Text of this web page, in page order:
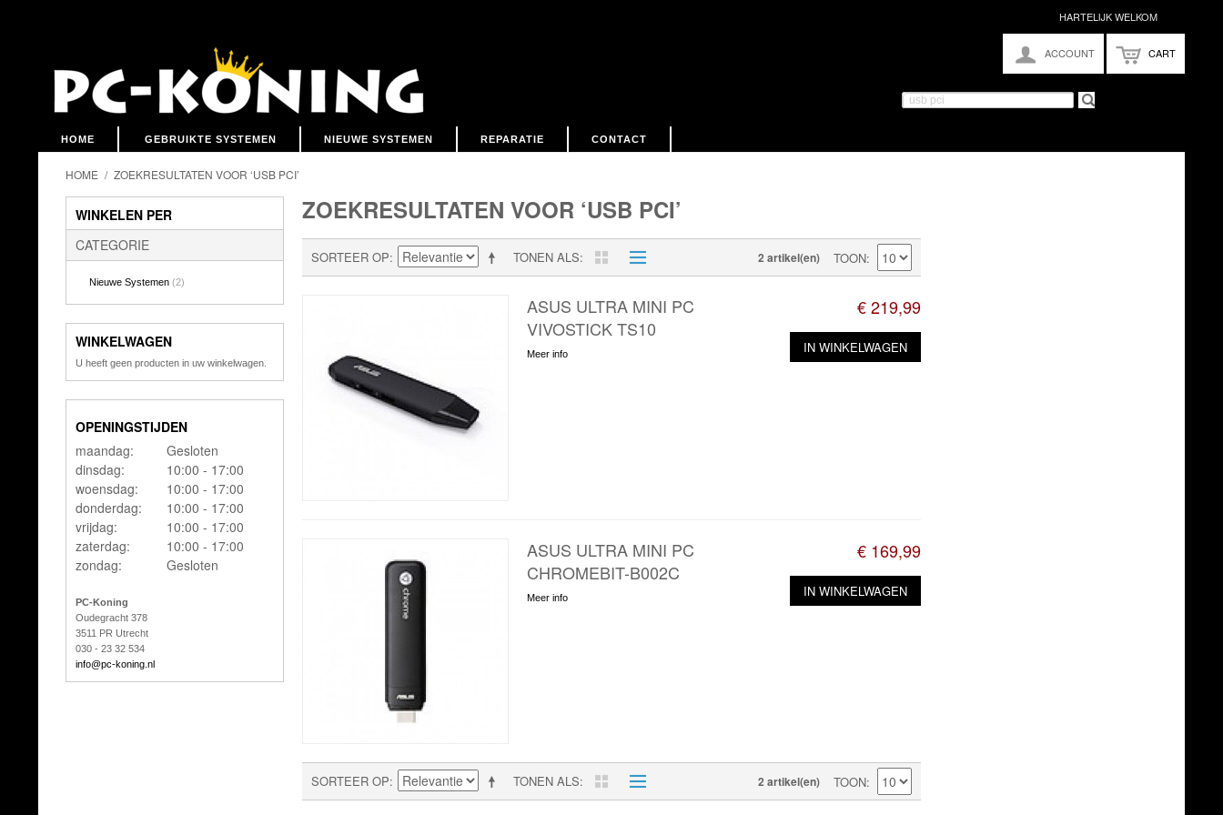
HARTELIJK WELKOM
ACCOUNT CART
HOME GEBRUIKTE SYSTEMEN NIEUWE SYSTEMEN REPARATIE CONTACT
HOME / ZOEKRESULTATEN VOOR ‘USB PCI’
WINKELEN PER
CATEGORIE
Nieuwe Systemen (2)
ZOEKRESULTATEN VOOR ‘USB PCI’
TONEN ALS
SORTEER OP 2 artikel(en) TOON
ASUS ULTRA MINI PC
VIVOSTICK TS10
€ 219,99
IN WINKELWAGEN
Meer info
ASUS ULTRA MINI PC
CHROMEBIT-B002C
€ 169,99
IN WINKELWAGEN
Meer info
TONEN ALS
SORTEER OP 2 artikel(en) TOON
WINKELWAGEN
U heeft geen producten in uw winkelwagen.
OPENINGSTIJDEN
maandag:
dinsdag:
woensdag:
donderdag:
vrijdag:
zaterdag:
zondag:
Gesloten
10:00 - 17:00
10:00 - 17:00
10:00 - 17:00
10:00 - 17:00
10:00 - 17:00
Gesloten
PC-Koning
Oudegracht 378
3511 PR Utrecht
030 - 23 32 534
info@pc-koning.nl